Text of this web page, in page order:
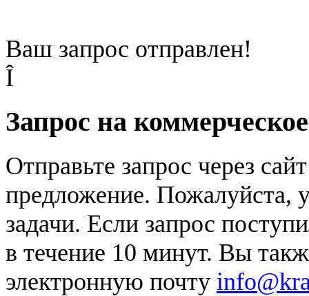
Ваш запрос отправлен!
Î
Запрос на
Отправьте запрос через
предложение. Пожалуйста,
задачи. Если запрос
в течение 10 минут. Вы
электронную почту